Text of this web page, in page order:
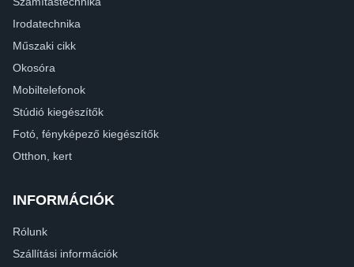
Irodatechnika
Műszaki cikk
Okosóra
Mobiltelefonok
Stúdió kiegészítők
Fotó, fényképező kiegészítők
Otthon, kert
INFORMÁCIÓK
Rólunk
Szállítási információk